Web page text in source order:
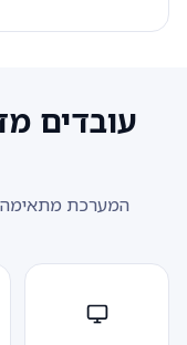
עובדים
המערכת